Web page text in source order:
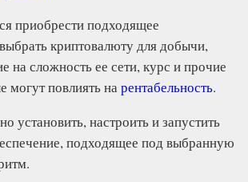
приобрести подходящее
криптовалюту для добычи,
на сложность ее сети, курс и прочие
могут повлиять нарентабельность.
установить, настроить и запустить
подходящее под выбранную